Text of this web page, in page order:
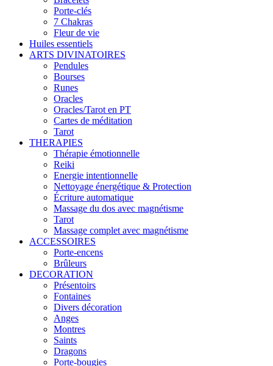
Porte-clés
7 Chakras
Fleur de vie
Huiles essentiels
ARTS DIVINATOIRES
Pendules
Bourses
Runes
Oracles
Oracles/Tarot en PT
Cartes de méditation
Tarot
THERAPIES
Thérapie émotionnelle
Reiki
Energie intentionnelle
Nettoyage énergétique & Protection
Écriture automatique
Massage du dos avec magnétisme
Tarot
Massage complet avec magnétisme
ACCESSOIRES
Porte-encens
Brûleurs
DECORATION
Présentoirs
Fontaines
Divers décoration
Anges
Montres
Saints
Dragons
Porte-bougies